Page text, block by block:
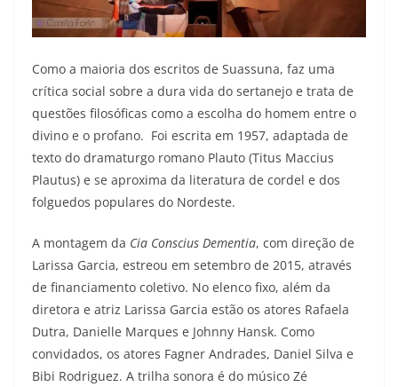
Como a maioria dos escritos de Suassuna, faz uma
crítica social sobre a dura vida do sertanejo e trata de
questões filosóficas como a escolha do homem entre o
divino e o profano. Foi escrita em 1957, adaptada de
texto do dramaturgo romano Plauto (Titus Maccius
Plautus) e se aproxima da literatura de cordel e dos
folguedos populares do Nordeste.
A montagem da Cia Conscius Dementia, com direção de
Larissa Garcia, estreou em setembro de 2015, através
de financiamento coletivo. No elenco fixo, além da
diretora e atriz Larissa Garcia estão os atores Rafaela
Dutra, Danielle Marques e Johnny Hansk. Como
convidados, os atores Fagner Andrades, Daniel Silva e
Bibi Rodriguez. A trilha sonora é do músico Zé